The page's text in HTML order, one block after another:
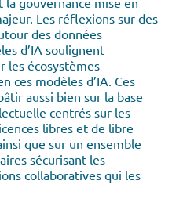
Les réflexions sur des
des données
d’IA soulignent
les écosystèmes
ces modèles d’IA. Ces
aussi bien sur la base
centrés sur les
libres et de libre
que sur un ensemble
sécurisant les
collaboratives qui les